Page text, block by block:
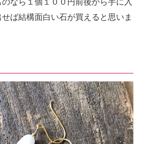
なら１個１００円前後から手に入
ば結構面白い石が買えると思いま